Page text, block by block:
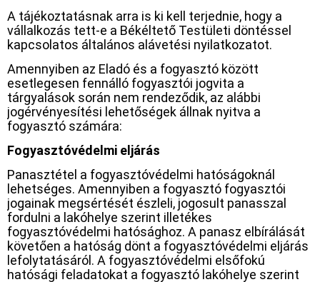
A tájékoztatásnak arra is ki kell terjednie, hogy a
vállalkozás tett-e a Békéltető Testületi döntéssel
kapcsolatos általános alávetési nyilatkozatot.
Amennyiben az Eladó és a fogyasztó között
esetlegesen fennálló fogyasztói jogvita a
tárgyalások során nem rendeződik, az alábbi
jogérvényesítési lehetőségek állnak nyitva a
fogyasztó számára:
Fogyasztóvédelmi eljárás
Panasztétel a fogyasztóvédelmi hatóságoknál
lehetséges. Amennyiben a fogyasztó fogyasztói
jogainak megsértését észleli, jogosult panasszal
fordulni a lakóhelye szerint illetékes
fogyasztóvédelmi hatósághoz. A panasz elbírálását
követően a hatóság dönt a fogyasztóvédelmi eljárás
lefolytatásáról. A fogyasztóvédelmi elsőfokú
hatósági feladatokat a fogyasztó lakóhelye szerint